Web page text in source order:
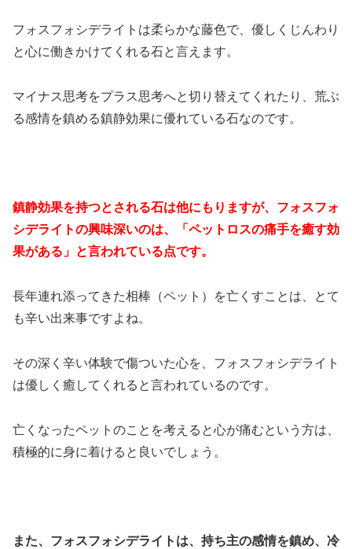
フォスフォシデライトは柔らかな藤色で、優しくじんわり
と心に働きかけてくれる石と言えます。
マイナス思考をプラス思考へと切り替えてくれたり、荒ぶ
る感情を鎮める鎮静効果に優れている石なのです。
鎮静効果を持つとされる石は他にもりますが、フォスフォ
シデライトの興味深いのは、「ペットロスの痛手を癒す効
果がある」と言われている点です。
長年連れ添ってきた相棒（ペット）を亡くすことは、とて
も辛い出来事ですよね。
その深く辛い体験で傷ついた心を、フォスフォシデライト
は優しく癒してくれると言われているのです。
亡くなったペットのことを考えると心が痛むという方は、
積極的に身に着けると良いでしょう。
また、フォスフォシデライトは、持ち主の感情を鎮め、冷